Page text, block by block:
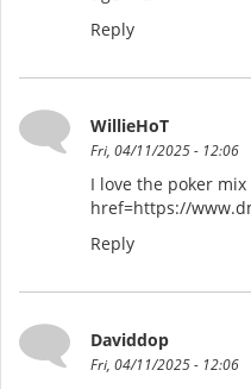
Reply
WillieHoT
Fri, 04/11/2025 - 12:06
I love the poker
href=https://
Reply
Daviddop
Fri, 04/11/2025 - 12:06